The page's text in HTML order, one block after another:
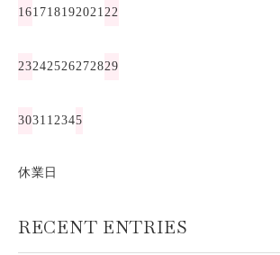
16171819202122
23242526272829
3031 12345
休業日
RECENT ENTRIES